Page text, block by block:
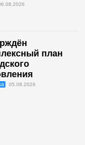
план
05.08.2026